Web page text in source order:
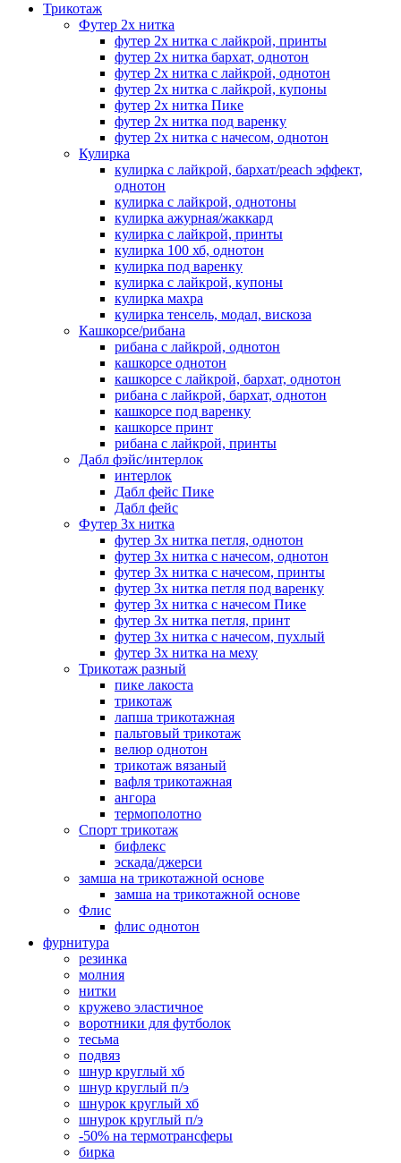
Трикотаж
Футер 2х нитка
футер 2х нитка с лайкрой, принты
футер 2х нитка бархат, однотон
футер 2х нитка с лайкрой, однотон
футер 2х нитка с лайкрой, купоны
футер 2х нитка Пике
футер 2х нитка под варенку
футер 2х нитка с начесом, однотон
Кулирка
кулирка с лайкрой, бархат/peach эффект,
однотон
кулирка с лайкрой, однотоны
кулирка ажурная/жаккард
кулирка с лайкрой, принты
кулирка 100 хб, однотон
кулирка под варенку
кулирка с лайкрой, купоны
кулирка махра
кулирка тенсель, модал, вискоза
Кашкорсе/рибана
рибана с лайкрой, однотон
кашкорсе однотон
кашкорсе с лайкрой, бархат, однотон
рибана с лайкрой, бархат, однотон
кашкорсе под варенку
кашкорсе принт
рибана с лайкрой, принты
Дабл фэйс/интерлок
интерлок
Дабл фейс Пике
Дабл фейс
Футер 3х нитка
футер 3х нитка петля, однотон
футер 3х нитка с начесом, однотон
футер 3х нитка с начесом, принты
футер 3х нитка петля под варенку
футер 3х нитка с начесом Пике
футер 3х нитка петля, принт
футер 3х нитка с начесом, пухлый
футер 3х нитка на меху
Трикотаж разный
пике лакоста
трикотаж
лапша трикотажная
пальтовый трикотаж
велюр однотон
трикотаж вязаный
вафля трикотажная
ангора
термополотно
Спорт трикотаж
бифлекс
эскада/джерси
замша на трикотажной основе
замша на трикотажной основе
Флис
флис однотон
фурнитура
резинка
молния
нитки
кружево эластичное
воротники для футболок
тесьма
подвяз
шнур круглый хб
шнур круглый п/э
шнурок круглый хб
шнурок круглый п/э
-50% на термотрансферы
бирка